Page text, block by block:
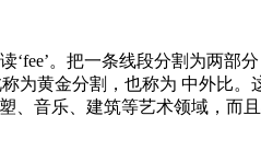
。把一条线段分割为两部
为黄金分割，也称为 中外比。
、音乐、建筑等艺术领域，而